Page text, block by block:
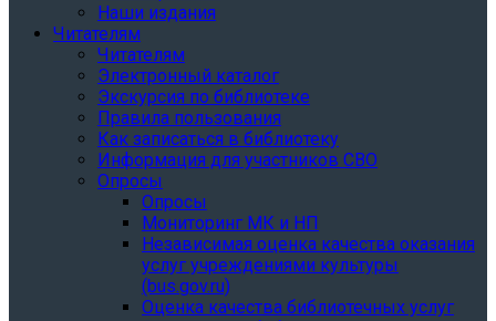
Наши издания
Читателям
Читателям
Электронный каталог
Экскурсия по библиотеке
Правила пользования
Как записаться в библиотеку
Информация для участников СВО
Опросы
Опросы
Мониторинг МК и НП
Независимая оценка качества оказания
услуг учреждениями культуры
(bus.gov.ru)
Оценка качества библиотечных услуг